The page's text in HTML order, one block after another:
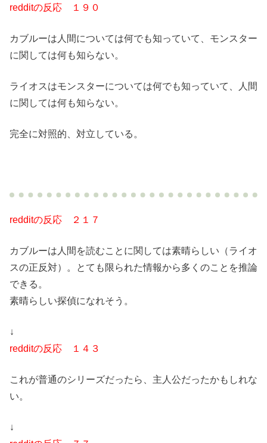
redditの反応 １９０
カブルーは人間については何でも知っていて、モンスター
に関しては何も知らない。
ライオスはモンスターについては何でも知っていて、人間
に関しては何も知らない。
完全に対照的、対立している。
redditの反応 ２１７
カブルーは人間を読むことに関しては素晴らしい（ライオ
スの正反対）。とても限られた情報から多くのことを推論
できる。
素晴らしい探偵になれそう。
↓
redditの反応 １４３
これが普通のシリーズだったら、主人公だったかもしれな
い。
↓